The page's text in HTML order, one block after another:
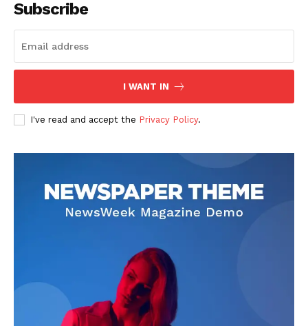
Subscribe
I WANT IN
I've read and accept the Privacy Policy.